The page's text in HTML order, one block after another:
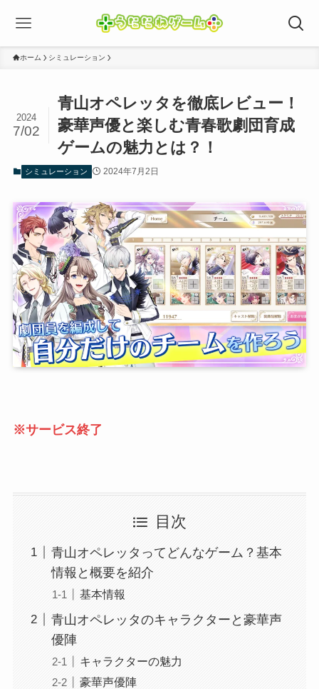
ホーム シミュレーション
青山オペレッタを徹底レビュー！
豪華声優と楽しむ青春歌劇団育成
ゲームの魅力とは？！
2024
7/02
シミュレーション 2024年7月2日
※サービス終了
目次
青山オペレッタってどんなゲーム？基本
情報と概要を紹介
基本情報
青山オペレッタのキャラクターと豪華声
優陣
キャラクターの魅力
豪華声優陣